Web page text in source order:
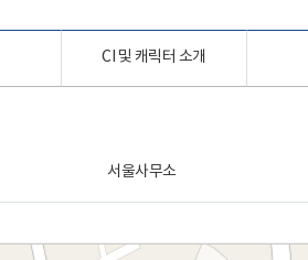
CI 및 캐릭터 소개
서울사무소